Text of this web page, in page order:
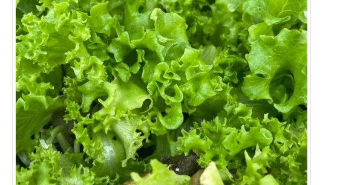
ΦΑΡΜΑΚΑ
ΛΙΠΑΣΜΑΤΑ
ΣΠΟΡΟΙ - ΒΟΛΒΟΙ
ΠΟΤΙΣΜΑ
ΕΙΔΗ ΚΗΠΟΥ
ΣΥΣΚΕΥΑΣΙΑ - ΑΠΟΘΗΚΕΥΣΗ- ΕΙΔΗ
ΟΙΝΟΠΟΙΪΑΣ- ΕΙΔΗ ΕΛΑΙΟΣΥΛΛΟΓΗΣ